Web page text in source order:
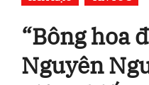
“Bông hoa
Nguyên